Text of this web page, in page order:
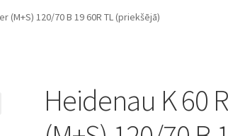
(M+S) 120/70 B 19 60R TL (priekšējā)
Heidenau K 60